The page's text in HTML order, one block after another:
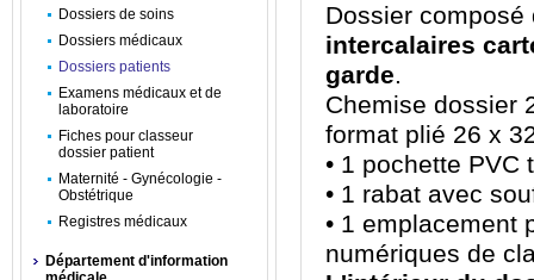
Dossier
intercalaires
garde.
Chemise dossier
format plié 26 x
• 1 pochette
• 1 rabat avec
• 1 emplacement
numériques de
Dossiers de soins
Dossiers médicaux
Dossiers patients
Examens médicaux et de
laboratoire
Fiches pour classeur
dossier patient
Maternité - Gynécologie -
Obstétrique
Registres médicaux
Département d'information